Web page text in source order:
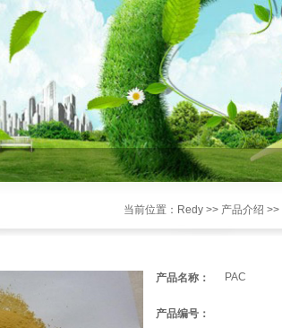
当前位置： Redy >> 产品介绍 >>
产品名称： PAC
产品编号：